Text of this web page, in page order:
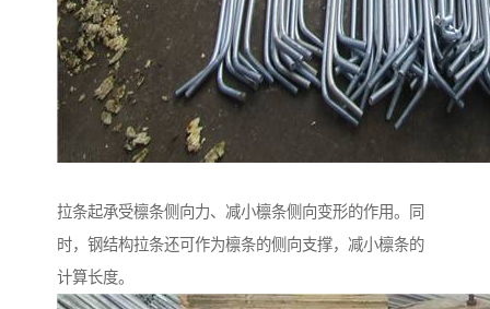
拉条起承受檩条侧向力、减小檩条侧向变形的作用。同
时，钢结构拉条还可作为檩条的侧向支撑，减小檩条的
计算长度。